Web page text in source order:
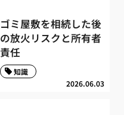
ゴミ屋敷を相続した後
の放火リスクと所有者
責任
2026.06.03
知識